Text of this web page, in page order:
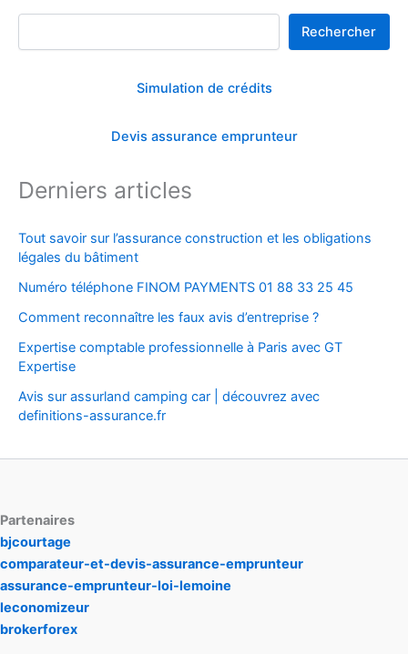
Rechercher
Rechercher
Simulation de crédits
Devis assurance emprunteur
Derniers articles
Tout savoir sur l’assurance construction et les obligations
légales du bâtiment
Numéro téléphone FINOM PAYMENTS 01 88 33 25 45
Comment reconnaître les faux avis d’entreprise ?
Expertise comptable professionnelle à Paris avec GT
Expertise
Avis sur assurland camping car | découvrez avec
definitions-assurance.fr
Partenaires
bjcourtage
comparateur-et-devis-assurance-emprunteur
assurance-emprunteur-loi-lemoine
leconomizeur
brokerforex